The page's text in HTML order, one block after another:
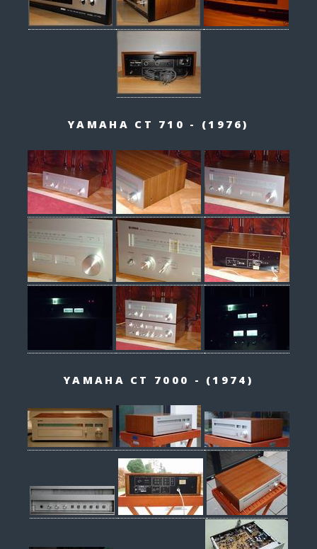
YAMAHA CT 710 - (1976)
YAMAHA CT 7000 - (1974)